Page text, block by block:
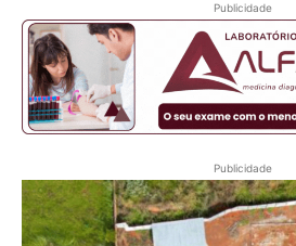
Publicidade
Publicidade